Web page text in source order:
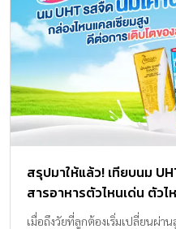
จะเริ่มปิด โอกาสในการเพิ่มควา
ความสูง “แคลเซียม” คือโครงส
แคลเซียมมีหลายรูปแบบในท้อง
แคลเซียมธรรมชาติ โดยเฉพาะ
แคลเซียมที่มีชีวปริมาณออกฤทธิ์
สามารถดูดซึมและนำไปใช้สร้าง
ประสิทธิภาพ ซึ่งวันนี้เราจะมาเจา
ทำไมเด็กวัย 4-12 ปี ถึงต้องการแ
แคลเซียมธรรมชาติจากนมวัวมีผ
สรุปมาให้แล้ว! เทียบนม
สารอาหารตัวไหนเด่น ตัว
แม่ต้องรู้
เมื่อถึงวัยที่ลูกต้องเริ่มเปลี่ยนผ่า